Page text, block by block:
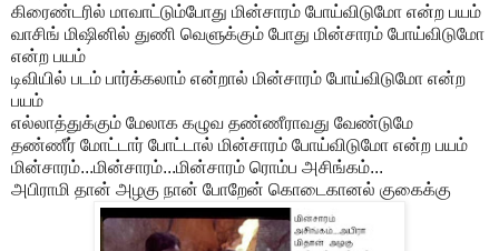
கிரைண்டரில் மாவாட்டும்போது மின்சாரம் போய்விடுமோ என்ற பயம்
வாசிங் மிஷினில் துணி வெளுக்கும் போது மின்சாரம் போய்விடுமோ
என்ற பயம்
டிவியில் படம் பார்க்கலாம் என்றால் மின்சாரம் போய்விடுமோ என்ற
பயம்
எல்லாத்துக்கும் மேலாக கழுவ தண்ணீராவது வேண்டுமே
தண்ணீர் மோட்டார் போட்டால் மின்சாரம் போய்விடுமோ என்ற பயம்
மின்சாரம்...மின்சாரம்...மின்சாரம் ரொம்ப அசிங்கம்...
அபிராமி தான் அழகு நான் போறேன் கொடைகானல் குகைக்கு